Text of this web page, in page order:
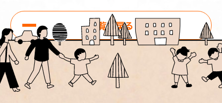
一覧に戻る